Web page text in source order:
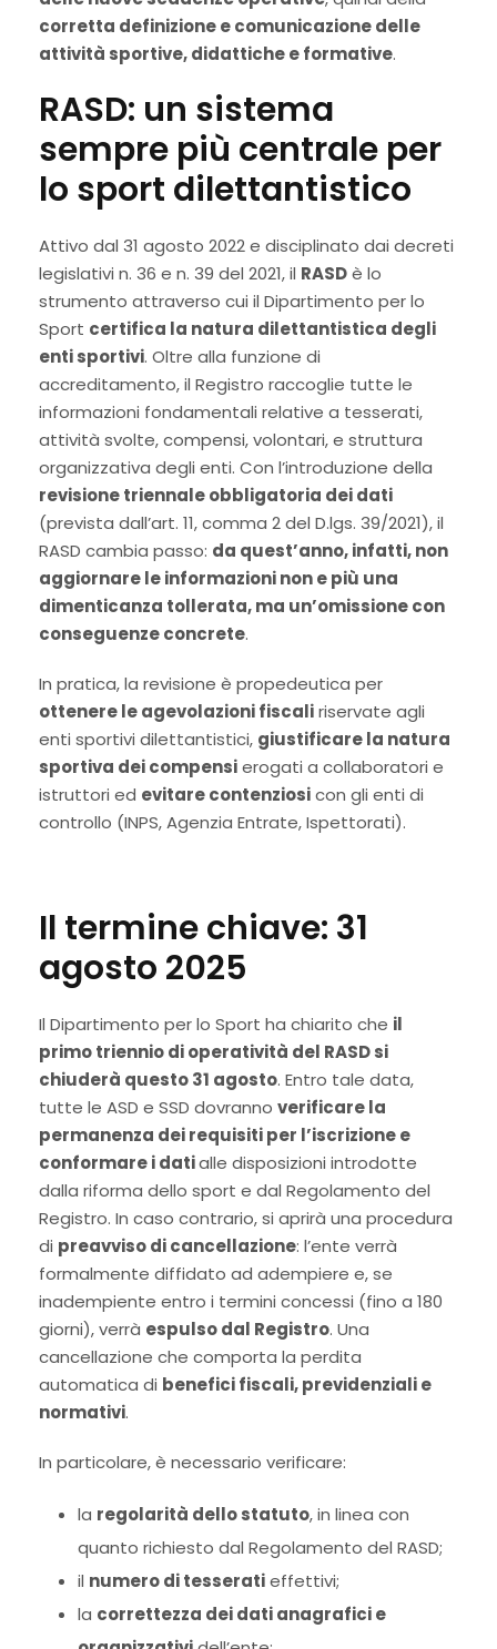
corretta definizione e comunicazione delle
attività sportive, didattiche e formative.
RASD: un sistema
sempre più centrale per
lo sport dilettantistico
Attivo dal 31 agosto 2022 e disciplinato dai decreti
legislativi n. 36 e n. 39 del 2021, il RASDè lo
strumento attraverso cui il Dipartimento per lo
Sport certifica la natura dilettantistica degli
enti sportivi. Oltre alla funzione di
accreditamento, il Registro raccoglie tutte le
informazioni fondamentali relative a tesserati,
attività svolte, compensi, volontari, e struttura
organizzativa degli enti. Con l’introduzione della
revisione triennale obbligatoria dei dati
(prevista dall’art. 11, comma 2 del D.lgs. 39/2021), il
RASD cambia passo: da quest’anno, infatti, non
aggiornare le informazioni non e più una
dimenticanza tollerata, ma un’omissione con
conseguenze concrete.
In pratica, la revisione è propedeutica per
ottenere le agevolazioni fiscaliriservate agli
enti sportivi dilettantistici, giustificare la natura
sportiva dei compensierogati a collaboratori e
istruttori ed evitare contenziosicon gli enti di
controllo (INPS, Agenzia Entrate, Ispettorati).
Il termine chiave: 31
agosto 2025
Il Dipartimento per lo Sport ha chiarito che il
primo triennio di operatività del RASD si
chiuderà questo31 agosto. Entro tale data,
tutte le ASD e SSD dovranno verificare la
permanenza dei requisiti per l’iscrizione e
conformare i datialle disposizioni introdotte
dalla riforma dello sport e dal Regolamento del
Registro. In caso contrario, si aprirà una procedura
di preavviso di cancellazione: l’ente verrà
formalmente diffidato ad adempiere e, se
inadempiente entro i termini concessi (fino a 180
giorni), verrà espulso dal Registro. Una
cancellazione che comporta la perdita
automatica di benefici fiscali, previdenziali e
normativi.
In particolare, è necessario verificare:
la regolarità dello statuto, in linea con
quanto richiesto dal Regolamento del RASD;
il numero di tesseratieffettivi;
la correttezza dei dati anagrafici e